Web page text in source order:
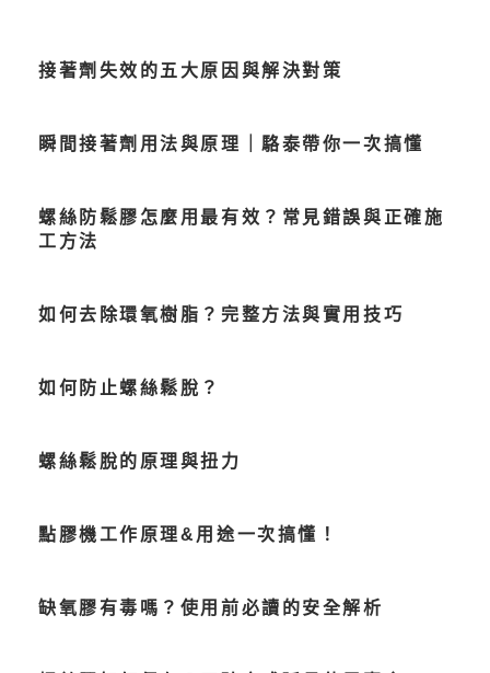
接著劑失效的五大原因與解決對策
瞬間接著劑用法與原理｜駱泰帶你一次搞懂
螺絲防鬆膠怎麼用最有效？常見錯誤與正確施
工方法
如何去除環氧樹脂？完整方法與實用技巧
如何防止螺絲鬆脫？
螺絲鬆脫的原理與扭力
點膠機工作原理&用途一次搞懂！
缺氧膠有毒嗎？使用前必讀的安全解析